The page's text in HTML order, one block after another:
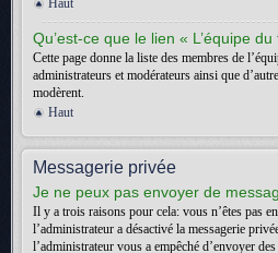
Haut
Qu’est-ce que le lien « L’équipe
Cette page donne la liste des membres de
administrateurs et modérateurs ainsi que
modèrent.
Haut
Messagerie privée
Je ne peux pas envoyer de
Il y a trois raisons pour cela: vous n’êtes pas
l’administrateur a désactivé la messagerie
l’administrateur vous a empêché d’envoyer